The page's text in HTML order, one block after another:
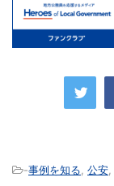
-事例を知る 公安